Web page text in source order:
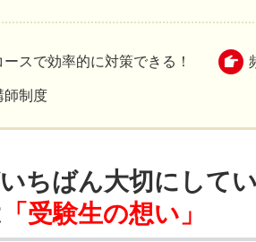
ースで効率的に対策できる！
師制度
ちばん大切にして
「受験生の想い」